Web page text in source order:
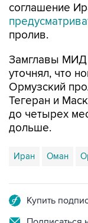
соглашение
пролив.
Замглавы МИД
уточнял, что
Ормузский
Тегеран и
до четырех
дольше.
Иран Оман
Купить